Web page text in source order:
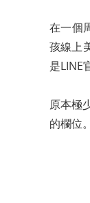
在一個
孩線上
是LINE
原本極
的欄位